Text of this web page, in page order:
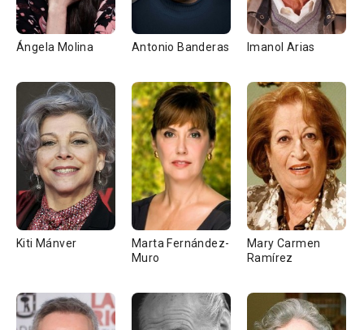
Ángela Molina Antonio Banderas Imanol Arias
Kiti Mánver
Marta Fernández-
Muro
Mary Carmen
Ramírez